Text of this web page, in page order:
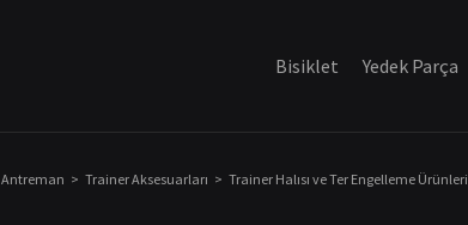
Bisiklet Yedek Parça
Antreman Trainer Aksesuarları Trainer Halısı ve Ter Engelleme Ürünleri